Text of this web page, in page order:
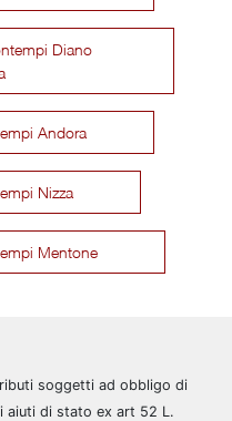
Diano
Andora
Nizza
Mentone
soggetti ad obbligo di
aiuti di stato ex art 52 L.